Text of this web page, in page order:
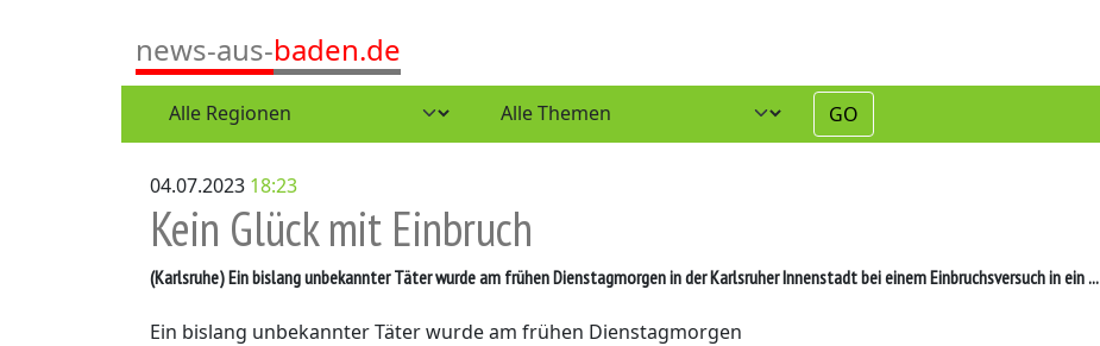
news-aus-baden.de
GO
04.07.2023 18:23
Kein Glück mit Einbruch
(Karlsruhe)Ein bislang unbekannter Täter wurde am frühen Dienstagmorgen in der Karlsruher Innenstadt bei einem Einbruchsversuch in ein ...
Ein bislang unbekannter Täter wurde am frühen Dienstagmorgen